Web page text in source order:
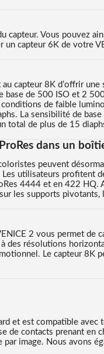
capteur. Vous pouvez
capteur 6K de votre
capteur 8K d’offrir
base de 500 ISO et 2
de faible
La sensibilité de
total de plus de 15
dans un
peuvent
utilisateurs profitent
4444 et en 422 HQ.
les supports pivotants,
2 vous permet de
des résolutions
Le capteur 8K
et est compatible
de contacts prenant
image. Nous avons